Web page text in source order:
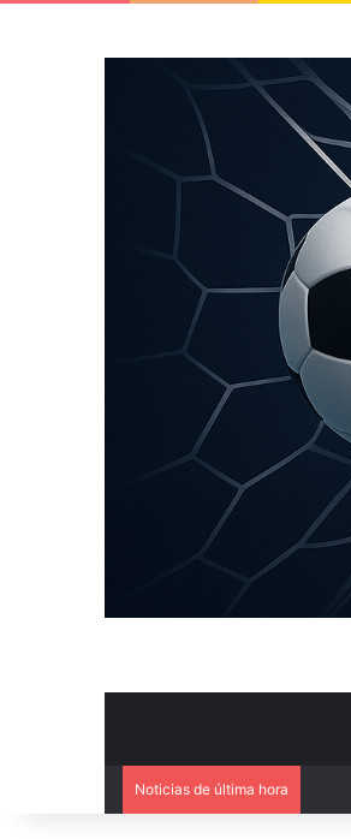
Noticias de última hora